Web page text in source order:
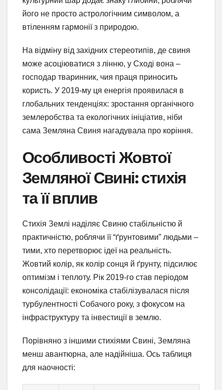
його не просто астрологічним символом, а
втіленням гармонії з природою.
На відміну від західних стереотипів, де свиня
може асоціюватися з лінню, у Сході вона –
господар тваринник, чия праця приносить
користь. У 2019-му ця енергія проявилася в
глобальних тенденціях: зростання органічного
землеробства та екологічних ініціатив, ніби
сама Земляна Свиня нагадувала про коріння.
Особливості Жовтої
Земляної Свині: стихія
та її вплив
Стихія Землі наділяє Свиню стабільністю й
практичністю, роблячи її “ґрунтовими” людьми –
тими, хто перетворює ідеї на реальність.
Жовтий колір, як колір сонця й ґрунту, підсилює
оптимізм і теплоту. Рік 2019-го став періодом
консолідації: економіка стабілізувалася після
турбулентності Собачого року, з фокусом на
інфраструктуру та інвестиції в землю.
Порівняно з іншими стихіями Свині, Земляна
менш авантюрна, але надійніша. Ось таблиця
для наочності: